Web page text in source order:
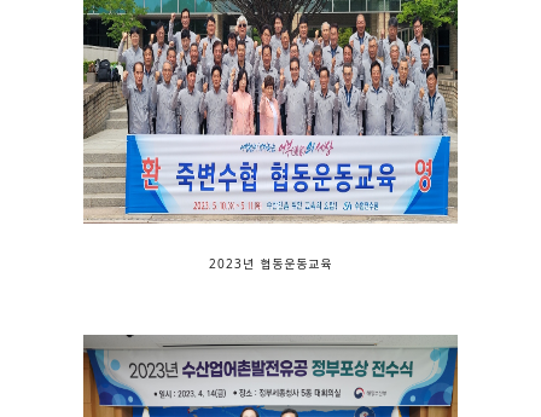
2023년 협동운동교육